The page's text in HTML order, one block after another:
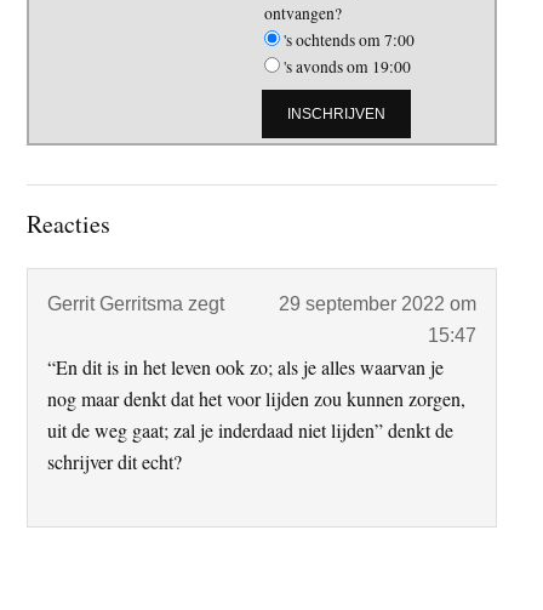
ontvangen?
's ochtends om 7:00
's avonds om 19:00
Lees
Reacties
Gerrit Gerritsma zegt
29 september 2022 om
15:47
“En dit is in het leven ook zo; als je alles waarvan je
nog maar denkt dat het voor lijden zou kunnen zorgen,
uit de weg gaat; zal je inderdaad niet lijden” denkt de
schrijver dit echt?